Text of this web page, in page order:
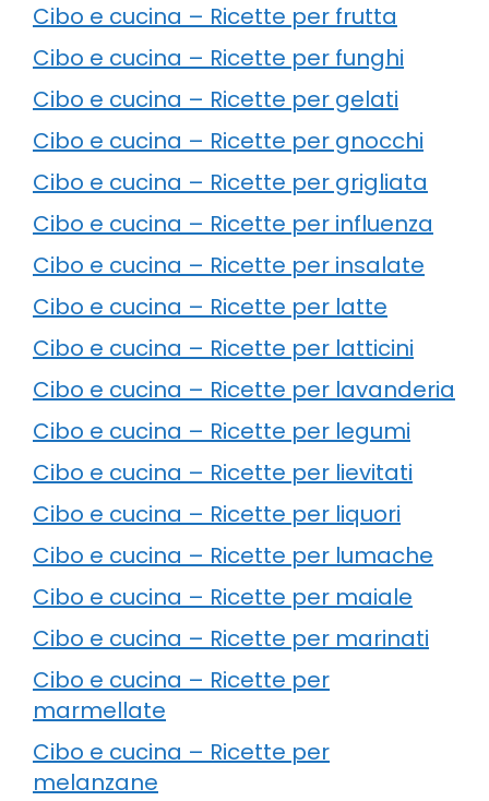
Cibo e cucina – Ricette per frutta
Cibo e cucina – Ricette per funghi
Cibo e cucina – Ricette per gelati
Cibo e cucina – Ricette per gnocchi
Cibo e cucina – Ricette per grigliata
Cibo e cucina – Ricette per influenza
Cibo e cucina – Ricette per insalate
Cibo e cucina – Ricette per latte
Cibo e cucina – Ricette per latticini
Cibo e cucina – Ricette per lavanderia
Cibo e cucina – Ricette per legumi
Cibo e cucina – Ricette per lievitati
Cibo e cucina – Ricette per liquori
Cibo e cucina – Ricette per lumache
Cibo e cucina – Ricette per maiale
Cibo e cucina – Ricette per marinati
Cibo e cucina – Ricette per
marmellate
Cibo e cucina – Ricette per
melanzane